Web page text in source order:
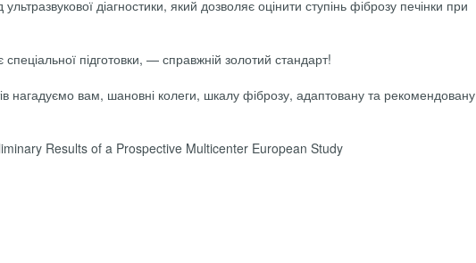
діагностики, який дозволяє оцінити ступінь фіброзу печінки при
підготовки, — справжній золотий стандарт!
нагадуємо вам, шановні колеги, шкалу фіброзу, адаптовану та рекомендовану
Results of a Prospective Multicenter European Study